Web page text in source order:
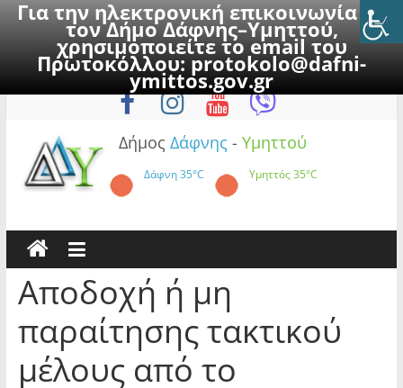
Για την ηλεκτρονική επικοινωνία με
τον Δήμο Δάφνης–Υμηττού,
χρησιμοποιείτε το email του
Πρωτοκόλλου:protokolo@dafni-
ymittos.gov.gr
to
Σάββατο, 8 Αυγούστου 2026
Δήμος Δάφνης - Υμηττού
Δάφνη35°C Υμηττός35°C
Αποδοχή ή μη
παραίτησης τακτικού
μέλους από το